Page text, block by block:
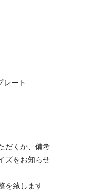
レート
だくか、備考
ズをお知らせ
を致します